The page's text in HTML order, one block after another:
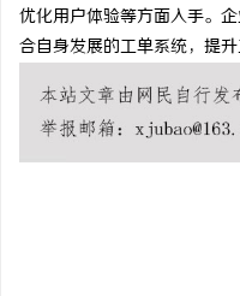
优化用户体验等方面入手。
合自身发展的工单系统，提